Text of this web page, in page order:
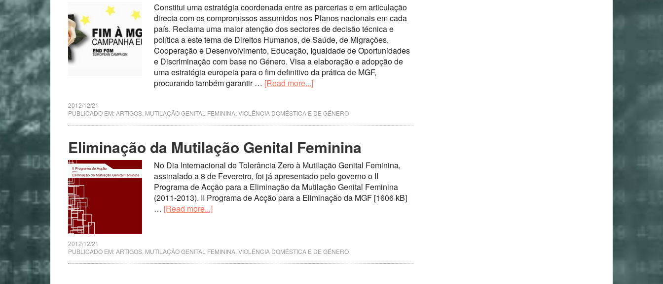
Constitui uma estratégia coordenada entre as parcerias e em articulação
directa com os compromissos assumidos nos Planos nacionais em cada
país. Reclama uma maior atenção dos sectores de decisão técnica e
política a este tema de Direitos Humanos, de Saúde, de Migrações,
Cooperação e Desenvolvimento, Educação, Igualdade de Oportunidades
e Discriminação com base no Género. Visa a elaboração e adopção de
uma estratégia europeia para o fim definitivo da prática de MGF,
procurando também garantir … [Read more...]
2012/12/21
PUBLICADO EM:ARTIGOS MUTILAÇÃO GENITAL FEMININA VIOLÊNCIA DOMÉSTICA E DE GÉNERO
Eliminação da Mutilação Genital Feminina
No Dia Internacional de Tolerância Zero à Mutilação Genital Feminina,
assinalado a 8 de Fevereiro, foi já apresentado pelo governo o II
Programa de Acção para a Eliminação da Mutilação Genital Feminina
(2011-2013). II Programa de Acção para a Eliminação da MGF [1606 kB]
… [Read more...]
2012/12/21
PUBLICADO EM:ARTIGOS MUTILAÇÃO GENITAL FEMININA VIOLÊNCIA DOMÉSTICA E DE GÉNERO